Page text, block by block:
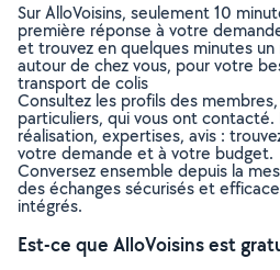
Sur AlloVoisins, seulement 10
première réponse à votre
et trouvez en quelques minutes
autour de chez vous, pour votre
transport de colis
Consultez les profils des
particuliers, qui vous ont
réalisation, expertises, avis :
votre demande et à votre budget.
Conversez ensemble depuis la
des échanges sécurisés et
intégrés.
Est-ce que AlloVoisins est